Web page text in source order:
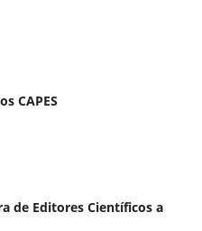
CAPES
de Editores Científicos a